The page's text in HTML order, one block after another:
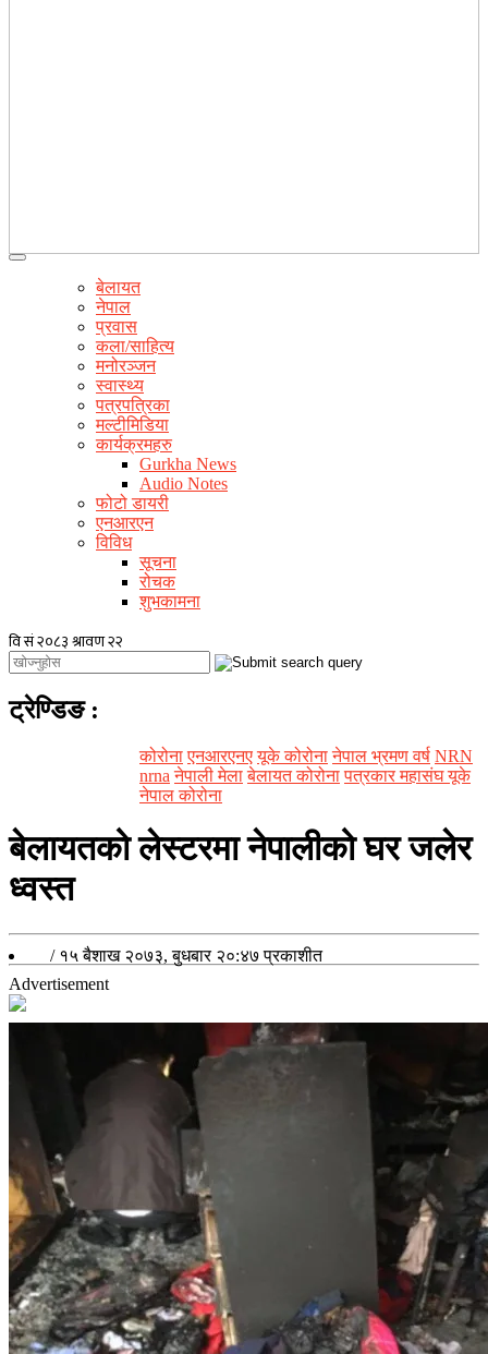
बेलायत
नेपाल
प्रवास
कला/साहित्य
मनोरञ्जन
स्वास्थ्य
पत्रपत्रिका
मल्टीमिडिया
कार्यक्रमहरु
Gurkha News
Audio Notes
फोटो डायरी
एनआरएन
विविध
सूचना
रोचक
शुभकामना
ट्रेण्डिङ :
कोरोना एनआरएनए यूके कोरोना नेपाल भ्रमण वर्ष NRN
nrna नेपाली मेला बेलायत कोरोना पत्रकार महासंघ यूके
नेपाल कोरोना
बेलायतको लेस्टरमा नेपालीको घर जलेर
ध्वस्त
/ १५ बैशाख २०७३, बुधबार २०:४७प्रकाशीत
Advertisement